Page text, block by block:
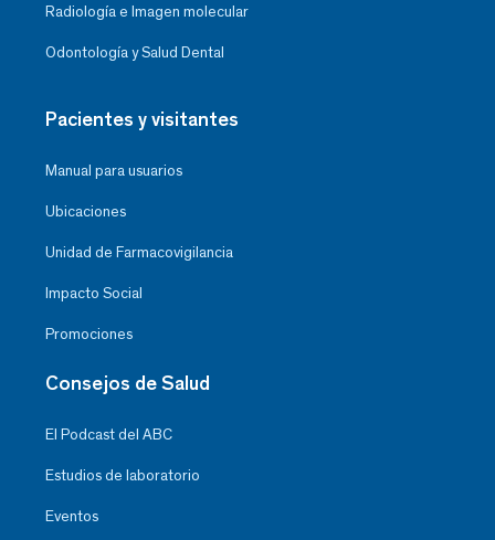
Radiología e Imagen molecular
Odontología y Salud Dental
Pacientes y visitantes
Manual para usuarios
Ubicaciones
Unidad de Farmacovigilancia
Impacto Social
Promociones
Consejos de Salud
El Podcast del ABC
Estudios de laboratorio
Eventos